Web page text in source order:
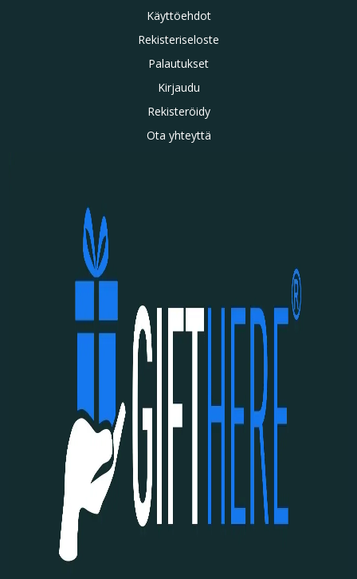
Käyttöehdot
Rekisteriseloste
Palautukset
Kirjaudu
Rekisteröidy
Ota yhteyttä